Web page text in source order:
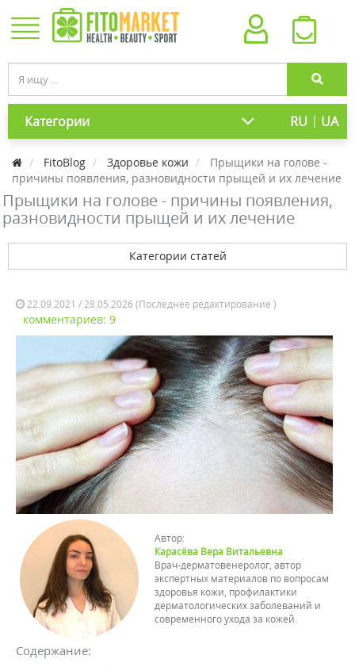
Категории RU | UA
FitoBlog Здоровье кожи
Прыщики на голове -
причины появления, разновидности прыщей и их лечение
Прыщики на голове - причины появления,
разновидности прыщей и их лечение
Категории статей
22.09.2021 / 28.05.2026 (Последнее редактирование )
комментариев: 9
Автор:
Карасёва Вера Витальевна
Врач-дерматовенеролог, автор
экспертных материалов по вопросам
здоровья кожи, профилактики
дерматологических заболеваний и
современного ухода за кожей.
Содержание: